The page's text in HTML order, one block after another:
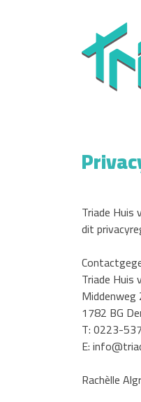
Triade Huis
dit
Triade Huis
Middenweg
1782 BG
T: 0223-
E:
Rachèlle